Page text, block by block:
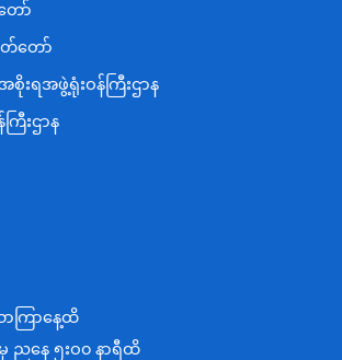
ော်
တ်တော်
စိုးရအဖွဲ့ရုံးဝန်ကြီးဌာန
ြီးဌာန
ြီးဌာန
ေးနှင့်စက်မှုဝန်ကြီးဌာန
နှင့် နိုင်ငံခြားစီးပွားဆက်သွယ်ရေးဝန်ကြီးဌာန
ာပူးပေါင်းဆောင်ရွက်ရေးဝန်ကြီးဌာန
န်ကြီးဌာန
ာကြာနေ့ထိ
ညနေ ၅းဝ၀ နာရီထိ